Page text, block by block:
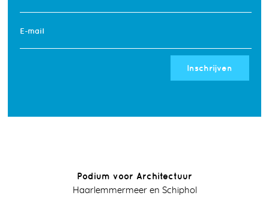
E-mail
Inschrijven
Podium voor Architectuur
Haarlemmermeer en Schiphol